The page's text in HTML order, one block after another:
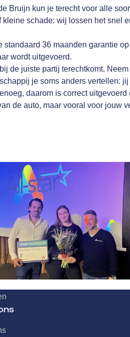
Bruijn kun je terecht voor alle
schade: wij lossen het snel
36 maanden garantie
wordt uitgevoerd.
de juiste partij terechtkomt.
je soms anders vertellen:
daarom is correct uitgevoerd
de auto, maar vooral voor jouw
service